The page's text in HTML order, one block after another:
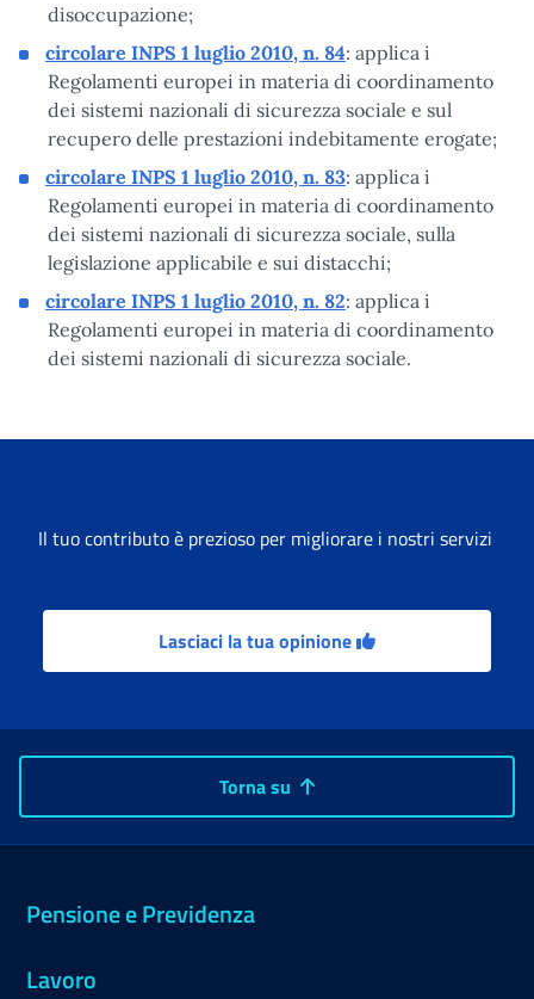
disoccupazione;
circolare INPS 1 luglio 2010, n. 84: applica i
Regolamenti europei in materia di coordinamento
dei sistemi nazionali di sicurezza sociale e sul
recupero delle prestazioni indebitamente erogate;
circolare INPS 1 luglio 2010, n. 83: applica i
Regolamenti europei in materia di coordinamento
dei sistemi nazionali di sicurezza sociale, sulla
legislazione applicabile e sui distacchi;
circolare INPS 1 luglio 2010, n. 82: applica i
Regolamenti europei in materia di coordinamento
dei sistemi nazionali di sicurezza sociale.
Il tuo contributo è prezioso per migliorare i nostri servizi
Lasciaci la tua opinione
Torna su
Pensione e Previdenza
Lavoro